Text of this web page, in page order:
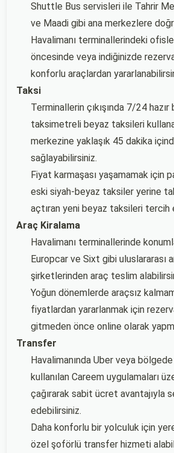
Shuttle Bus servisleri ile Tahrir
ve Maadi gibi ana merkezlere
Havalimanı terminallerindeki
öncesinde veya indiğinizde
konforlu araçlardan
Taksi
Terminallerin çıkışında 7/24
taksimetreli beyaz taksileri
merkezine yaklaşık 45 dakika
sağlayabilirsiniz.
Fiyat karmaşası yaşamamak için
eski siyah-beyaz taksiler yerine
açtıran yeni beyaz taksileri tercih
Araç Kiralama
Havalimanı terminallerinde
Europcar ve Sixt gibi uluslararası
şirketlerinden araç teslim
Yoğun dönemlerde araçsız
fiyatlardan yararlanmak için
gitmeden önce online olarak
Transfer
Havalimanında Uber veya
kullanılan Careem uygulamaları
çağırarak sabit ücret avantajıyla
edebilirsiniz.
Daha konforlu bir yolculuk için
özel şoförlü transfer hizmeti